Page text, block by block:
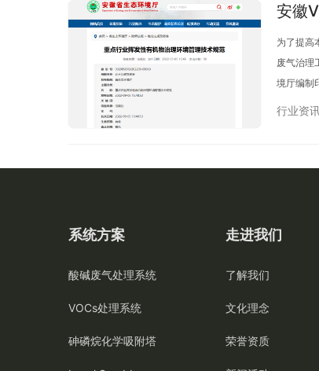
安徽
为了提高
废气治理
境厅编制
和定义
行业资
系统方案
酸碱废气处理系统
VOCs处理系统
砷磷烷化学吸附塔
走进我们
了解我们
文化理念
荣誉资质